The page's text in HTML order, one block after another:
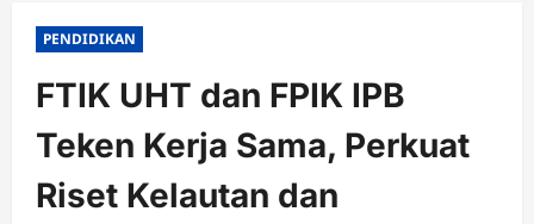
PENDIDIKAN
FTIK UHT dan FPIK IPB
Teken Kerja Sama, Perkuat
Riset Kelautan dan